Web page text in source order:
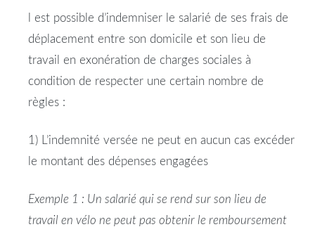
l est possible d’indemniser le salarié de ses frais de
déplacement entre son domicile et son lieu de
travail
en exonération de charges sociales à
condition de respecter une certain nombre de
règles :
1) L’indemnité versée ne peut en aucun cas excéder
le montant des dépenses engagées
Exemple 1 : Un salarié qui se rend sur son lieu de
travail en vélo ne peut pas obtenir le remboursement